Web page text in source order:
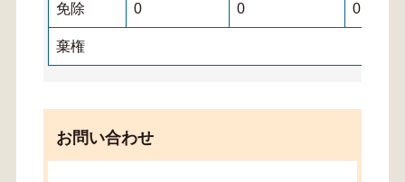
免除 0 0 0
棄権
お問い合わせ